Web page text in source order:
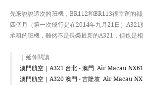
先來說說這次的班機，BR112和BR113很幸運的
四個月（第一次飛行是在2014年九月21日）A321
承租的班機，雖然不是長榮最新的A321，但也是
｜延伸閱讀
澳門航空｜A321 台北 - 澳門 Air Macau
澳門航空｜A320 澳門 - 吉隆坡 Air Macau